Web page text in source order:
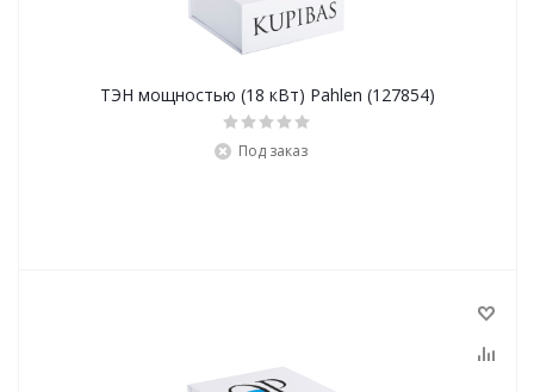
ТЭН мощностью (18 кВт) Pahlen (127854)
Под заказ